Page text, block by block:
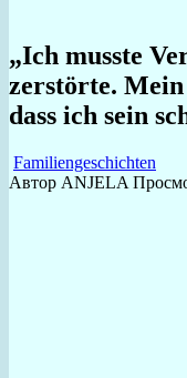
„Ich musste
zerstörte.
dass ich sein
Familiengeschichten
Автор ANJELA